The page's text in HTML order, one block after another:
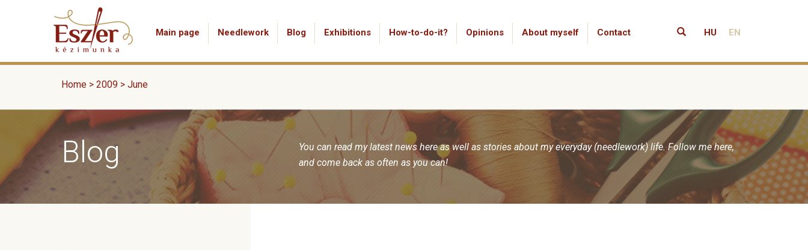
Main page Needlework Blog Exhibitions How-to-do-it? Opinions About myself Contact HU EN
Home > 2009 > June
Blog
You can read my latest news here as well as stories about my everyday (needlework) life. Follow me here,
and come back as often as you can!